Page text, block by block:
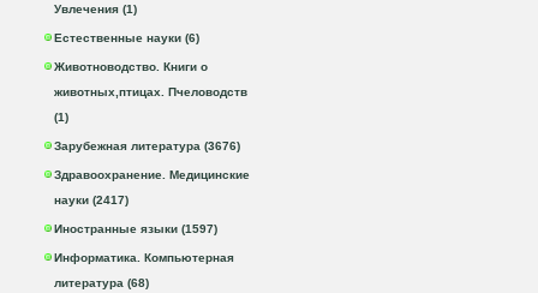
Увлечения (1)
Естественные науки (6)
Животноводство. Книги о
животных,птицах. Пчеловодств
(1)
Зарубежная литература (3676)
Здравоохранение. Медицинские
науки (2417)
Иностранные языки (1597)
Информатика. Компьютерная
литература (68)